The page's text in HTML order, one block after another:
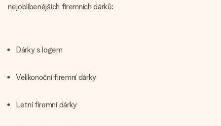
nejoblíbenějších firemních dárků:
Dárky s logem
Velikonoční firemní dárky
Letní firemní dárky